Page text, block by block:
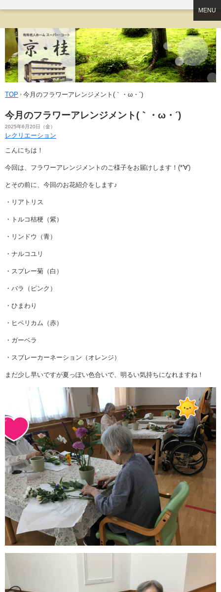
MENU
TOP 今月のフラワーアレンジメント(｀・ω・´)
今月のフラワーアレンジメント(｀・ω・´)
2025年6月20日（金）
レクリエーション
こんにちは！
今回は、フラワーアレンジメントのご様子をお届けします！(*'∀')
とその前に、今回のお花紹介をします♪
・リアトリス
・トルコ桔梗（紫）
・リンドウ（青）
・ナルコユリ
・スプレー菊（白）
・バラ（ピンク）
・ひまわり
・ヒペリカム（赤）
・ガーベラ
・スプレーカーネーション（オレンジ）
まだ少し早いですが夏っぽい色合いで、明るい気持ちになれますね！